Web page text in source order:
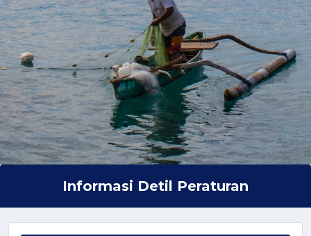
Informasi Detil Peraturan